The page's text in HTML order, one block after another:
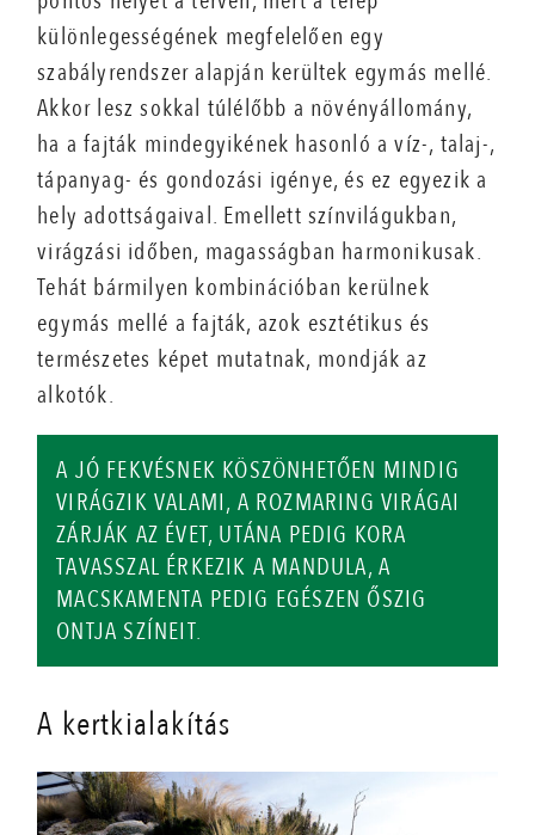
különlegességének megfelelően egy
szabályrendszer alapján kerültek egymás mellé.
Akkor lesz sokkal túlélőbb a növényállomány,
ha a fajták mindegyikének hasonló a víz-, talaj-,
tápanyag- és gondozási igénye, és ez egyezik a
hely adottságaival. Emellett színvilágukban,
virágzási időben, magasságban harmonikusak.
Tehát bármilyen kombinációban kerülnek
egymás mellé a fajták, azok esztétikus és
természetes képet mutatnak, mondják az
alkotók.
A JÓ FEKVÉSNEK KÖSZÖNHETŐEN MINDIG
VIRÁGZIK VALAMI, A ROZMARING VIRÁGAI
ZÁRJÁK AZ ÉVET, UTÁNA PEDIG KORA
TAVASSZAL ÉRKEZIK A MANDULA, A
MACSKAMENTA PEDIG EGÉSZEN ŐSZIG
ONTJA SZÍNEIT.
A kertkialakítás